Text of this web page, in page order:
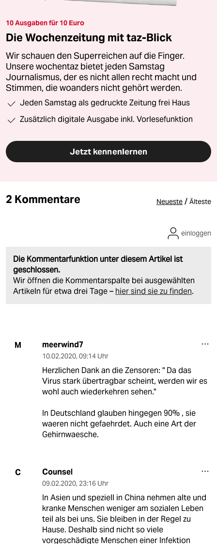
10 Ausgaben für 10 Euro
Die Wochenzeitung mit taz-Blick
Wir schauen den Superreichen auf die Finger.
Unsere wochentaz bietet jeden Samstag
Journalismus, der es nicht allen recht macht und
Stimmen, die woanders nicht gehört werden.
Jeden Samstag als gedruckte Zeitung frei Haus
Zusätzlich digitale Ausgabe inkl. Vorlesefunktion
Jetzt kennenlernen
2 Kommentare Neueste / Älteste
Die Kommentarfunktion unter diesem Artikel ist
geschlossen.
Wir öffnen die Kommentarspalte bei ausgewählten
Artikeln für etwa drei Tage – hier sind sie zu finden.
einloggen
M meerwind7
10.02.2020, 09:14 Uhr
Herzlichen Dank an die Zensoren: " Da das
Virus stark übertragbar scheint, werden wir es
wohl auch wiederkehren sehen."
In Deutschland glauben hingegen 90% , sie
waeren nicht gefaehrdet. Auch eine Art der
Gehirnwaesche.
C Counsel
09.02.2020, 23:16 Uhr
In Asien und speziell in China nehmen alte und
kranke Menschen weniger am sozialen Leben
teil als bei uns. Sie bleiben in der Regel zu
Hause. Deshalb sind nicht so viele
vorgeschädigte Menschen einer Infektion